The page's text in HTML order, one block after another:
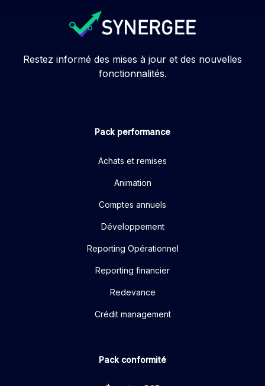
Restez informé des mises à jour et des nouvelles
fonctionnalités.
Pack performance
Achats et remises
Animation
Comptes annuels
Développement
Reporting Opérationnel
Reporting financier
Redevance
Crédit management
Pack conformité